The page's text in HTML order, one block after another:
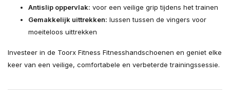
Antislip oppervlak: voor een veilige grip tijdens het trainen
Gemakkelijk uittrekken: lussen tussen de vingers voor
moeiteloos uittrekken
Investeer in de Toorx Fitness Fitnesshandschoenen en geniet elke
keer van een veilige, comfortabele en verbeterde trainingssessie.